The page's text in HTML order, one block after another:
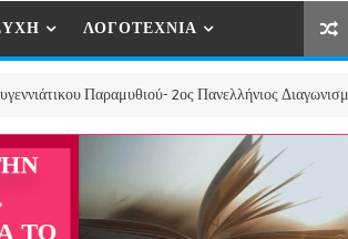
ΛΟΓΟΤΕΧΝΙΑ
Παραμυθιού- 2ος Πανελλήνιος Διαγωνισμός